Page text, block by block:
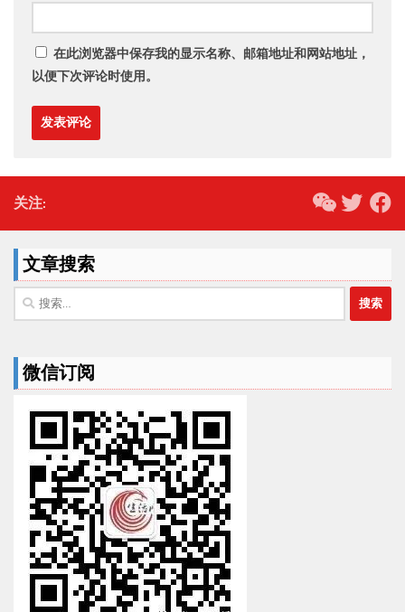
在此浏览器中保存我的显示名称、邮箱地址和网站地址，
以便下次评论时使用。
关注:
文章搜索
搜
索：
微信订阅